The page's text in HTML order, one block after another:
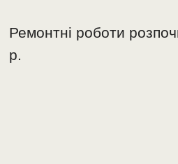
Ремонтні роботи
р.